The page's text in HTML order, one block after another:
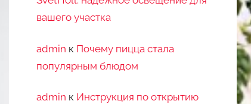
вашего участка
admin к Почему пицца стала
популярным блюдом
admin к Инструкция по открытию